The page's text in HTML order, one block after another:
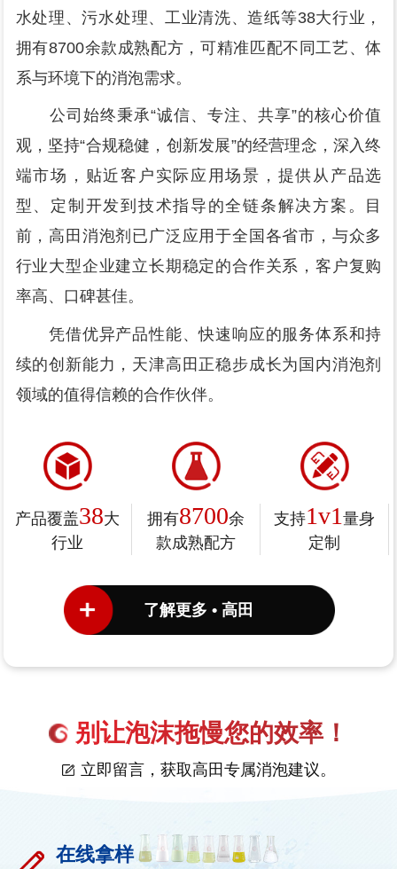
水处理、污水处理、工业清洗、造纸等38大行业，
拥有8700余款成熟配方，可精准匹配不同工艺、体
系与环境下的消泡需求。
公司始终秉承“诚信、专注、共享”的核心价值
观，坚持“合规稳健，创新发展”的经营理念，深入终
端市场，贴近客户实际应用场景，提供从产品选
型、定制开发到技术指导的全链条解决方案。目
前，高田消泡剂已广泛应用于全国各省市，与众多
行业大型企业建立长期稳定的合作关系，客户复购
率高、口碑甚佳。
凭借优异产品性能、快速响应的服务体系和持
续的创新能力，天津高田正稳步成长为国内消泡剂
领域的值得信赖的合作伙伴。
产品覆盖38大
行业
拥有8700余
款成熟配方
支持1v1量身
定制
了解更多 • 高田
别让泡沫拖慢您的效率！
立即留言，获取高田专属消泡建议。
在线拿样